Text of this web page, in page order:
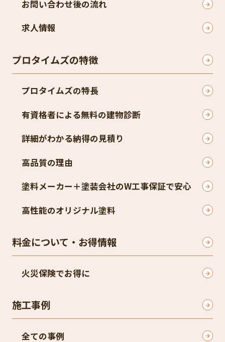
お問い合わせ後の流れ
求人情報
プロタイムズの特徴
プロタイムズの特長
有資格者による無料の建物診断
詳細がわかる納得の見積り
高品質の理由
塗料メーカー＋塗装会社のW工事保証で安心
高性能のオリジナル塗料
料金について・お得情報
火災保険でお得に
施工事例
全ての事例